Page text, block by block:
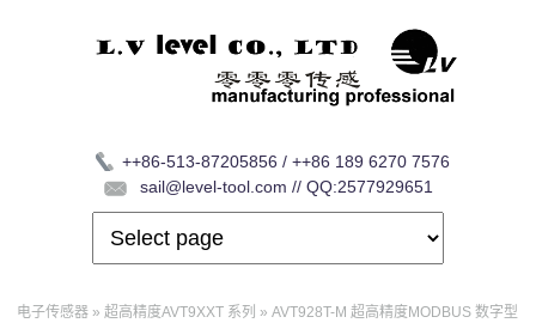
++86-513-87205856 / ++86 189 6270 7576
sail@level-tool.com // QQ:2577929651
电子传感器 »超高精度AVT9XXT 系列 »AVT928T-M 超高精度MODBUS 数字型